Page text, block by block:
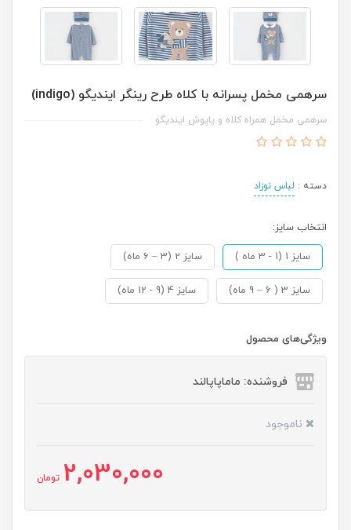
سرهمی مخمل پسرانه با کلاه طرح رینگر ایندیگو (indigo)
سرهمی مخمل همراه کلاه و پاپوش ایندیگو
دسته : لباس نوزاد
انتخاب سایز:
سایز 1 (1 - 3 ماه ) سایز 2 (3 – 6 ماه)
سایز 3 ( 6 – 9 ماه) سایز 4 (9 - 12 ماه)
ویژگی‌های محصول
فروشنده: ماماپاپالند
ناموجود
2,030,000 تومان